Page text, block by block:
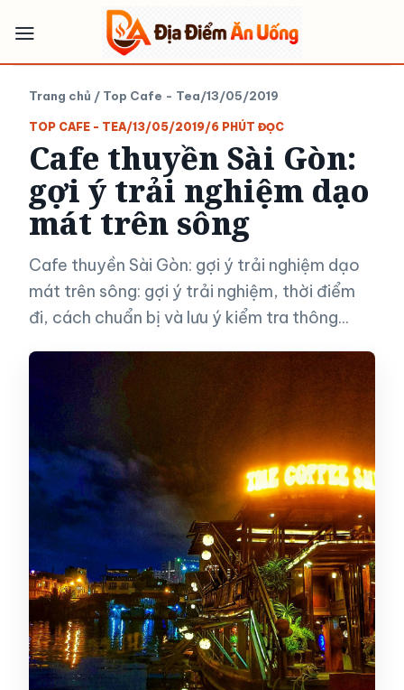
qua
Trang chủ / Top Cafe - Tea/13/05/2019
TOP CAFE - TEA/13/05/2019/6 PHÚT ĐỌC
Cafe thuyền Sài Gòn:
gợi ý trải nghiệm dạo
mát trên sông
Cafe thuyền Sài Gòn: gợi ý trải nghiệm dạo
mát trên sông: gợi ý trải nghiệm, thời điểm
đi, cách chuẩn bị và lưu ý kiểm tra thông...